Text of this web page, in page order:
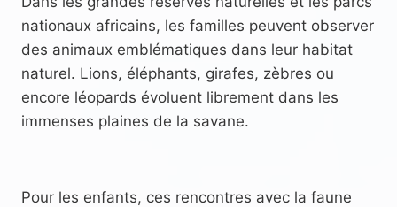
nationaux africains, les familles peuvent observer
des animaux emblématiques dans leur habitat
naturel. Lions, éléphants, girafes, zèbres ou
encore léopards évoluent librement dans les
immenses plaines de la savane.
Pour les enfants, ces rencontres avec la faune